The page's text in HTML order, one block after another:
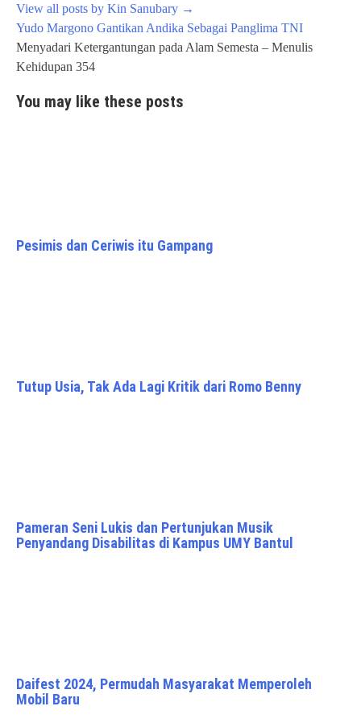
View all posts by Kin Sanubary →
Post
navigation
Yudo Margono Gantikan Andika Sebagai Panglima TNI
Menyadari Ketergantungan pada Alam Semesta – Menulis
Kehidupan 354
You may like these posts
Pesimis dan Ceriwis itu Gampang
Tutup Usia, Tak Ada Lagi Kritik dari Romo Benny
Pameran Seni Lukis dan Pertunjukan Musik
Penyandang Disabilitas di Kampus UMY Bantul
Daifest 2024, Permudah Masyarakat Memperoleh
Mobil Baru